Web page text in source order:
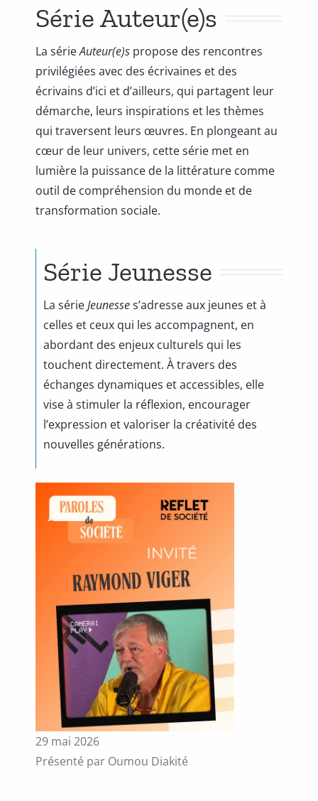
Série Auteur(e)s
La sérieAuteur(e)spropose des rencontres
privilégiées avec des écrivaines et des
écrivains d’ici et d’ailleurs, qui partagent leur
démarche, leurs inspirations et les thèmes
qui traversent leurs œuvres. En plongeant au
cœur de leur univers, cette série met en
lumière la puissance de la littérature comme
outil de compréhension du monde et de
transformation sociale.
Série Jeunesse
La sérieJeunesses’adresse aux jeunes et à
celles et ceux qui les accompagnent, en
abordant des enjeux culturels qui les
touchent directement. À travers des
échanges dynamiques et accessibles, elle
vise à stimuler la réflexion, encourager
l’expression et valoriser la créativité des
nouvelles générations.
29 mai 2026
Présenté par Oumou Diakité